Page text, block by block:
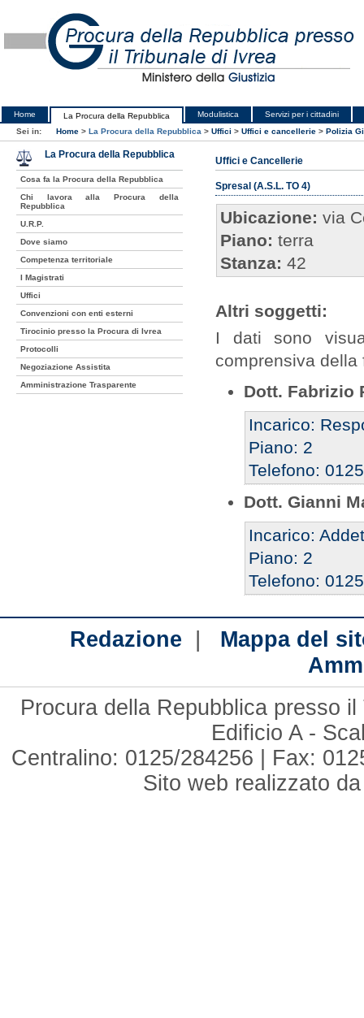
Home La Procura della Repubblica Modulistica
Servizi per i cittadini
Sei in:
Home > La Procura della Repubblica > Uffici > Uffici e cancellerie > Polizia
Uffici e Cancellerie
Spresal (A.S.L. TO 4)
Ubicazione: via
Piano: terra
Stanza: 42
Altri soggetti:
I dati sono
comprensiva
Dott. Fabrizio
Incarico:
Piano: 2
Telefono:
Dott. Gianni
Incarico:
Piano: 2
Telefono:
La Procura della Repubblica
Cosa fa la Procura della Repubblica
Chi lavora alla Procura della
Repubblica
U.R.P.
Dove siamo
Competenza territoriale
I Magistrati
Uffici
Convenzioni con enti esterni
Tirocinio presso la Procura di Ivrea
Protocolli
Negoziazione Assistita
Amministrazione Trasparente
Redazione | Mappa del
Procura della Repubblica presso
Edificio A -
Centralino: 0125/284256 | Fax:
Sito web realizzato